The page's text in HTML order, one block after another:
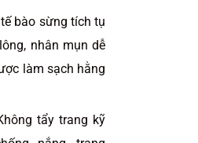
bào sừng tích tụ
nhân mụn dễ
làm sạch hằng
tẩy trang kỹ